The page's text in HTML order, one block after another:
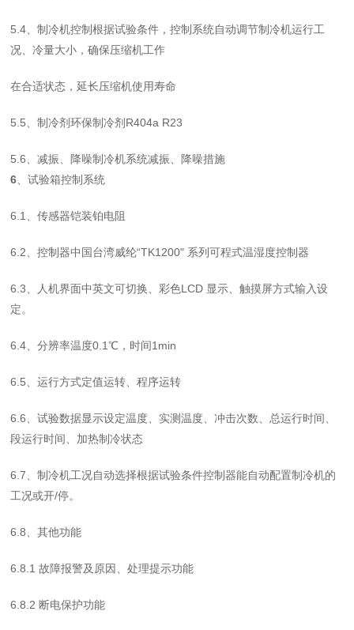
5.4 、制冷机控制根据试验条件，控制系统自动调节制冷机运行工
况、冷量大小，确保压缩机工作
在合适状态，延长压缩机使用寿命
5.5 、制冷剂环保制冷剂 R404a R23
5.6 、减振、降噪制冷机系统减振、降噪措施
6 、试验箱控制系统
6.1 、传感器铠装铂电阻
6.2 、控制器中国台湾威纶“TK1200" 系列可程式温湿度控制器
6.3 、人机界面中英文可切换、彩色LCD 显示、触摸屏方式输入设
定。
6.4 、分辨率温度0.1℃，时间1min
6.5 、运行方式定值运转、程序运转
6.6 、试验数据显示设定温度、实测温度、冲击次数、总运行时间、
段运行时间、加热制冷状态
6.7 、制冷机工况自动选择根据试验条件控制器能自动配置制冷机的
工况或开/停。
6.8 、其他功能
6.8.1故障报警及原因、处理提示功能
6.8.2 断电保护功能